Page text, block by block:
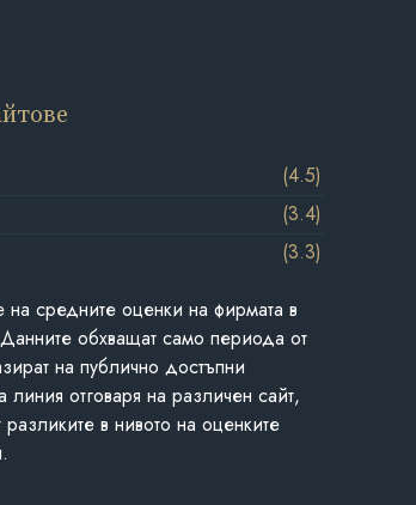
(4.5)
(3.4)
(3.3)
на средните оценки на фирмата в
обхващат само периода от
на публично достъпни
отговаря на различен сайт,
в нивото на оценките